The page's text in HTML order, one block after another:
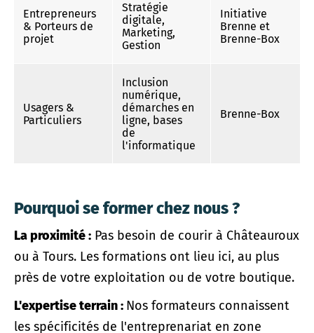
Entrepreneurs
& Porteurs de
projet
Stratégie
digitale,
Marketing,
Gestion
Initiative
Brenne et
Brenne-Box
Usagers &
Particuliers
Inclusion
numérique,
démarches en
ligne, bases
de
l'informatique
Brenne-Box
Pourquoi se former chez nous ?
La proximité : Pas besoin de courir à Châteauroux
ou à Tours. Les formations ont lieu ici, au plus
près de votre exploitation ou de votre boutique.
L'expertise terrain : Nos formateurs connaissent
les spécificités de l'entreprenariat en zone